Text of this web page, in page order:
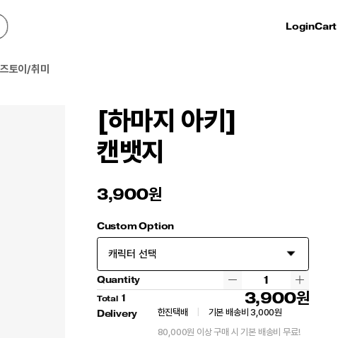
[하마지 아키]
캔뱃지
3,900
Custom Option
Quantity
Total 1 3,900
Delivery 한진택배
기본 배송비 3,000원
80,000원 이상 구매 시 기본 배송비 무료!
LoginCart
토이/취미